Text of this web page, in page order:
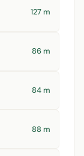
127 m
86 m
84 m
88 m